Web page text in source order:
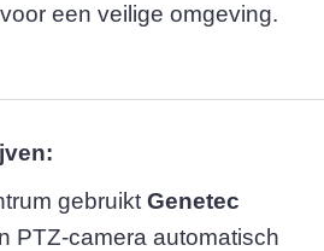
een veilige omgeving.
gebruikt Genetec
PTZ-camera automatisch